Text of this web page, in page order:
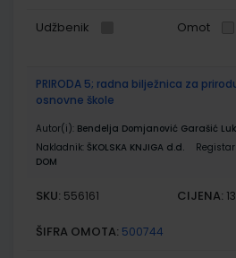
Udžbenik Omot
PRIRODA 5; radna bilježnica za
osnovne škole
Autor(i): Bendelja Domjanović Garašić
Nakladnik: ŠKOLSKA KNJIGA d.d.
DOM
SKU: 556161 CIJENA:
ŠIFRA OMOTA: 500744